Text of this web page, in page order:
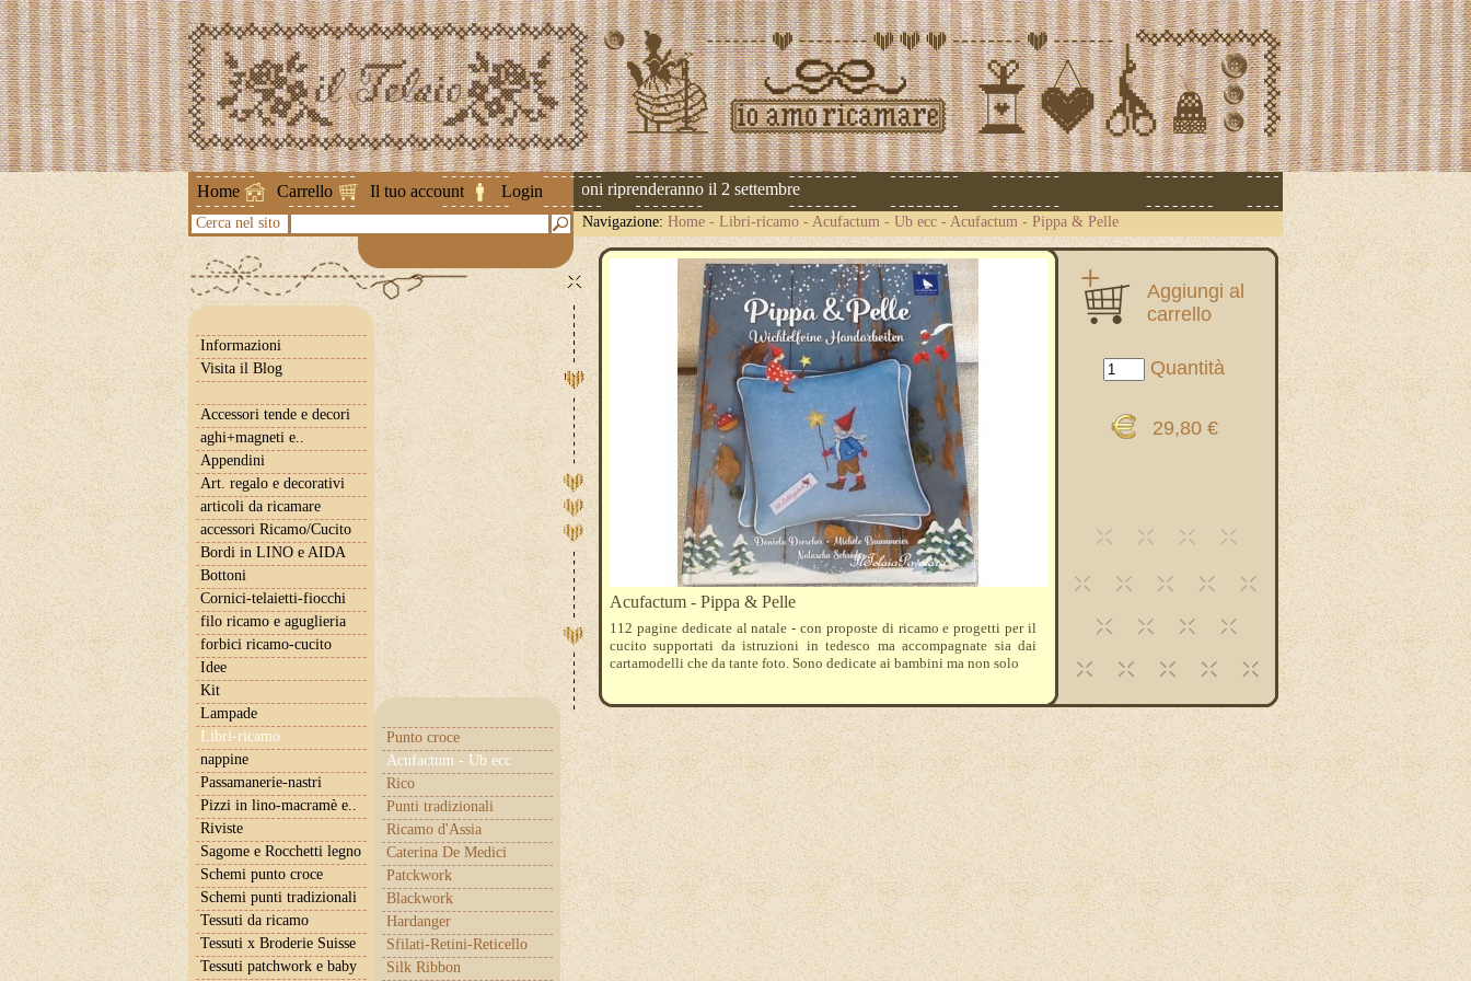
Home Carrello Il tuo account Login
Attenzione ! Le spedizioni riprenderanno il 2 settembre
Cerca nel sito Navigazione: Home - Libri-ricamo - Acufactum - Ub ecc - Acufactum - Pippa & Pelle
Informazioni
Visita il Blog
Accessori tende e decori
aghi+magneti e..
Appendini
Art. regalo e decorativi
articoli da ricamare
accessori Ricamo/Cucito
Bordi in LINO e AIDA
Bottoni
Cornici-telaietti-fiocchi
filo ricamo e aguglieria
forbici ricamo-cucito
Idee
Kit
Lampade
Libri-ricamo
Punto croce
Acufactum - Ub ecc
Rico
Punti tradizionali
Ricamo d'Assia
Caterina De Medici
Patckwork
Blackwork
Hardanger
Sfilati-Retini-Reticello
Silk Ribbon
nappine
Passamanerie-nastri
Pizzi in lino-macramè e..
Riviste
Sagome e Rocchetti legno
Schemi punto croce
Schemi punti tradizionali
Tessuti da ricamo
Tessuti x Broderie Suisse
Tessuti patchwork e baby
Aggiungi al
carrello
Quantità
29,80 €
Acufactum - Pippa & Pelle
112 pagine dedicate al natale - con proposte di ricamo e progetti per il
cucito supportati da istruzioni in tedesco ma accompagnate sia dai
cartamodelli che da tante foto. Sono dedicate ai bambini ma non solo